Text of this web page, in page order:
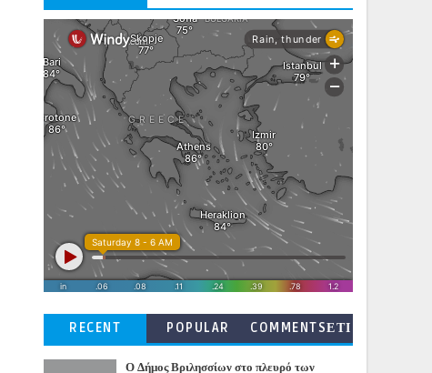
RECENT POPULAR
COMMENTSΕΤΙ
Ο Δήμος Βριλησσίων στο πλευρό των